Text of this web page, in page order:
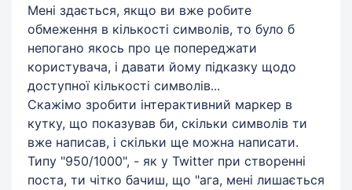
Мені здається, якщо ви вже робите
обмеження в кількості символів, то було б
непогано якось про це попереджати
користувача, і давати йому підказку щодо
доступної кількості символів...
Скажімо зробити інтерактивний маркер в
кутку, що показував би, скільки символів ти
вже написав, і скільки ще можна написати.
Типу "950/1000", - як у Twitter при створенні
поста, ти чітко бачиш, що "ага, мені лишається